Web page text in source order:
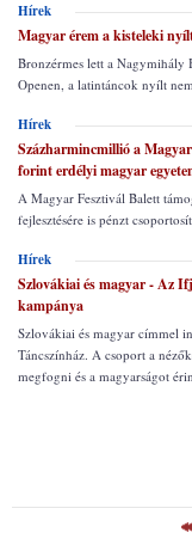
Hírek
Magyar érem a kisteleki
Bronzérmes lett a Nagymihály
Openen, a latintáncok nyílt
Hírek
Százharmincmillió a
forint erdélyi magyar
A Magyar Fesztivál Balett
fejlesztésére is pénzt
Hírek
Szlovákiai és magyar - Az
kampánya
Szlovákiai és magyar címmel
Táncszínház. A csoport a
megfogni és a magyarságot